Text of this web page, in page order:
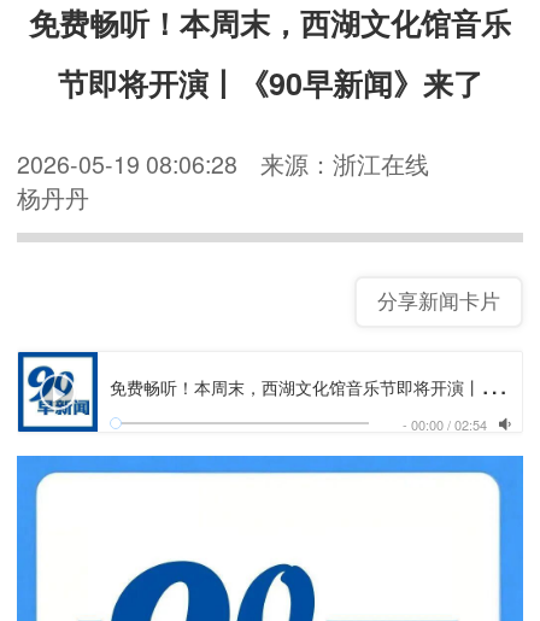
免费畅听！本周末，西湖文化馆音乐
节即将开演丨《90早新闻》来了
2026-05-19 08:06:28
来源：浙江在线
杨丹丹
分享新闻卡片
免
费畅听！本周末，西湖文化馆音乐节即将开演丨《90早新闻》来了
- 00:00/02:54